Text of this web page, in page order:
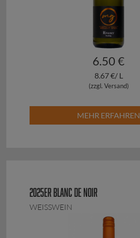
6.50 €
8.67 €/ L
(zzgl. Versand)
MEHR ERFAHREN
2025ER BLANC DE NOIR
WEISSWEIN